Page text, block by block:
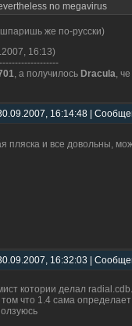
no megavirus
же по-русски)
16:13)
, а получилось Dracula,
16:14:48 |
пляска и все довольны,
16:32:03 |
котории делал
что 1.4 сама